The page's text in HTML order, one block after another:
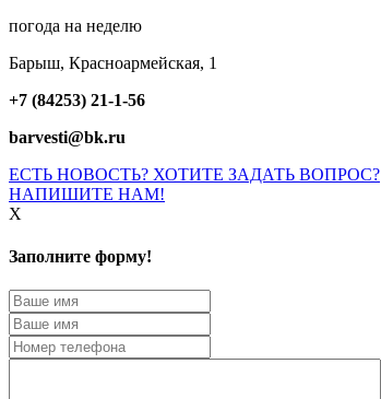
погода на неделю
Барыш, Красноармейская, 1
+7 (84253) 21-1-56
barvesti@bk.ru
ЕСТЬ НОВОСТЬ? ХОТИТЕ ЗАДАТЬ ВОПРОС?
НАПИШИТЕ НАМ!
X
Заполните форму!